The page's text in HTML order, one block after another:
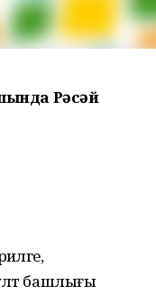
Рәсәй
башлығы